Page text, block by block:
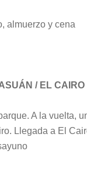
almuerzo y cena
/ EL CAIRO
A la vuelta,
Llegada a El